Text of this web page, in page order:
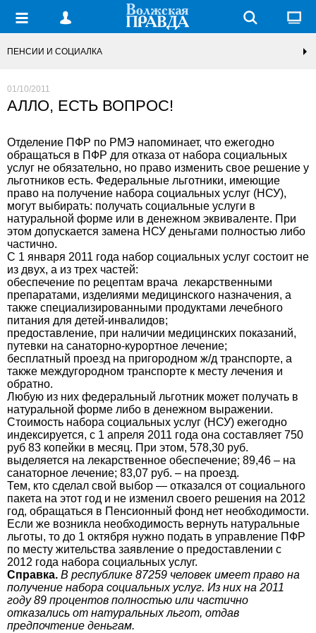
ПЕНСИИ И СОЦИАЛКА
01/10/2011
АЛЛО, ЕСТЬ ВОПРОС!
Отделение ПФР по РМЭ напоминает, что ежегодно
обращаться в ПФР для отказа от набора социальных
услуг не обязательно, но право изменить свое решение у
льготников есть. Федеральные льготники, имеющие
право на получение набора социальных услуг (НСУ),
могут выбирать: получать социальные услуги в
натуральной форме или в денежном эквиваленте. При
этом допускается замена НСУ деньгами полностью либо
частично.
С 1 января 2011 года набор социальных услуг состоит не
из двух, а из трех частей:
обеспечение по рецептам врача лекарственными
препаратами, изделиями медицинского назначения, а
также специализированными продуктами лечебного
питания для детей-инвалидов;
предоставление, при наличии медицинских показаний,
путевки на санаторно-курортное лечение;
бесплатный проезд на пригородном ж/д транспорте, а
также междугородном транспорте к месту лечения и
обратно.
Любую из них федеральный льготник может получать в
натуральной форме либо в денежном выражении.
Стоимость набора социальных услуг (НСУ) ежегодно
индексируется, с 1 апреля 2011 года она составляет 750
руб 83 копейки в месяц. При этом, 578,30 руб.
выделяется на лекарственное обеспечение; 89,46 – на
санаторное лечение; 83,07 руб. – на проезд.
Тем, кто сделал свой выбор — отказался от социального
пакета на этот год и не изменил своего решения на 2012
год, обращаться в Пенсионный фонд нет необходимости.
Если же возникла необходимость вернуть натуральные
льготы, то до 1 октября нужно подать в управление ПФР
по месту жительства заявление о предоставлении с
2012 года набора социальных услуг.
Справка. В республике 87259 человек имеет право на
получение набора социальных услуг. Из них на 2011
году 89 процентов полностью или частично
отказались от натуральных льгот, отдав
предпочтение деньгам.